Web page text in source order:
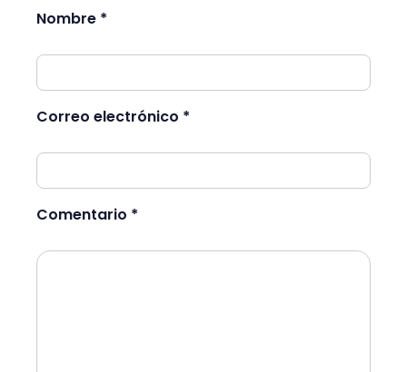
Nombre *
Correo electrónico *
Comentario *